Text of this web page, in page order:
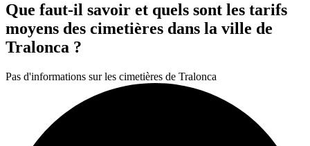
Que faut-il savoir et quels sont les tarifs
moyens des cimetières dans la ville de
Tralonca ?
Pas d'informations sur les cimetières de Tralonca